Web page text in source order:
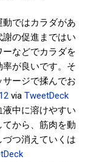
ではカラダがあ
の促進まではい
などでカラダを
が良いです。そ
ージで揉んでお
via TweetDeck
中に溶けやすい
から、筋肉を動
つ消えていくは